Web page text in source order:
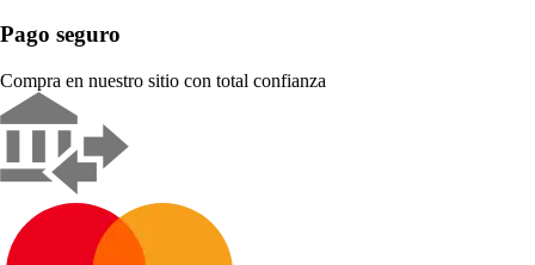
Pago seguro
Compra en nuestro sitio con total confianza